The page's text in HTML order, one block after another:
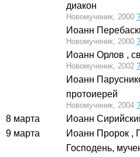
диакон
Новомученик, 2000 ?
Иоанн
Новомученик, 2000 ?
Иоанн Орлов ,
Новомученик, 2002 ?
Иоанн
протоиерей
Новомученик, 2004 ?
8 марта Иоанн
9 марта
Иоанн Пророк ,
Господень,